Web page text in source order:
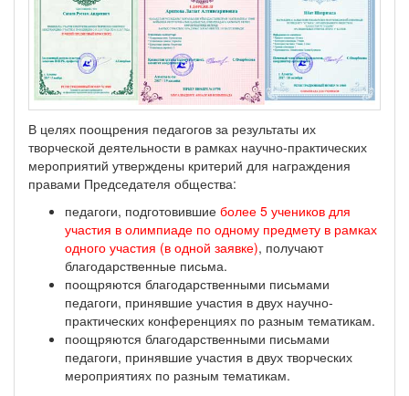
В целях поощрения педагогов за результаты их
творческой деятельности в рамках научно-практических
мероприятий утверждены критерий для награждения
правами Председателя общества:
педагоги, подготовившие более 5 учеников для
участия в олимпиаде по одному предмету в рамках
одного участия (в одной заявке), получают
благодарственные письма.
поощряются благодарственными письмами
педагоги, принявшие участия в двух научно-
практических конференциях по разным тематикам.
поощряются благодарственными письмами
педагоги, принявшие участия в двух творческих
мероприятиях по разным тематикам.